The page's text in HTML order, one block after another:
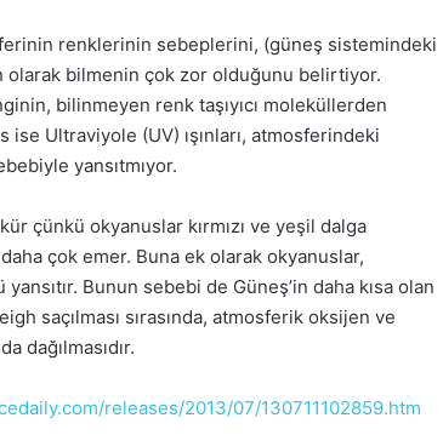
renklerinin sebeplerini, (güneş sistemindeki
bilmenin çok zor olduğunu belirtiyor.
bilinmeyen renk taşıyıcı moleküllerden
Ultraviyole (UV) ışınları, atmosferindeki
yansıtmıyor.
çünkü okyanuslar kırmızı ve yeşil dalga
çok emer. Buna ek olarak okyanuslar,
yansıtır. Bunun sebebi de Güneş’in daha kısa olan
saçılması sırasında, atmosferik oksijen ve
dağılmasıdır.
releases/2013/07/130711102859.htm